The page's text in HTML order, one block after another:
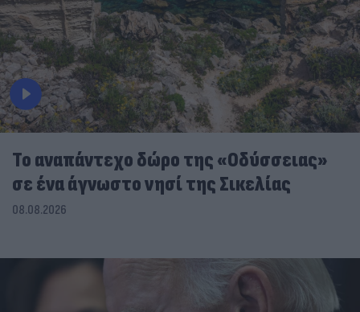
To αναπάντεχο δώρο της «Οδύσσειας»
σε ένα άγνωστο νησί της Σικελίας
08.08.2026